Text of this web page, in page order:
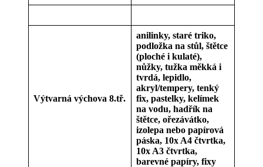
Výtvarná výchova 8.tř.
anilinky, staré triko,
podložka na stůl, štětce
(ploché i kulaté),
nůžky, tužka měkká i
tvrdá, lepidlo,
akryl/tempery, tenký
fix, pastelky, kelímek
na vodu, hadřík na
štětce, ořezávátko,
izolepa nebo papírová
páska, 10x A4 čtvrtka,
10x A3 čtvrtka,
barevné papíry, fixy